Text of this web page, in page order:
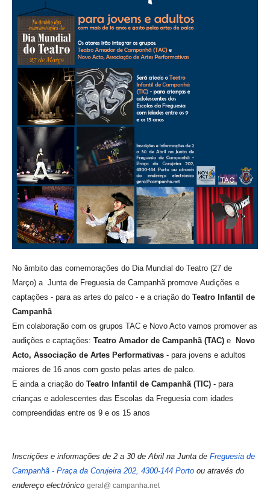
VÍDEOS
AUTARQUIA
CONSTITUIÇÃO
PRESIDENTE
EXECUTIVO E PELOUROS
ASSEMBLEIA DE FREGUESIA
GRAVAÇÕES DAS REUNIÕES PÚBLICAS DO EXECUTIVO
DOCUMENTOS
ATAS E DOCUMENTOS DA ASSEMBLEIA
EDITAIS
REGULAMENTOS E TAXAS
PLANO E ORÇAMENTO
INVENTÁRIO
RECRUTAMENTO PESSOAL
CÓDIGO DE CONDUTA
ORÇAMENTO COLABORATIVO
FUNDO DE APOIO AO ASSOCIATIVISMO
SUBVENÇÕES PÚBLICAS
GERAIS
CEMITÉRIO
RECENSEAMENTO ELEITORAL
ATESTADOS
No âmbito das comemorações do Dia Mundial do Teatro (27 de
Março) a Junta de Freguesia de Campanhã promove Audições e
captações - para as artes do palco - e a criação do Teatro Infantil de
Campanhã
Em colaboração com os grupos TAC e Novo Acto vamos promover as
audições e captações: Teatro Amador de Campanhã (TAC) e Novo
Acto, Associação de Artes Performativas - para jovens e adultos
maiores de 16 anos com gosto pelas artes de palco.
E ainda a criação do Teatro Infantil de Campanhã (TIC) - para
crianças e adolescentes das Escolas da Freguesia com idades
compreendidas entre os 9 e os 15 anos
Inscrições e informações de 2 a 30 de Abril na Junta de Freguesia de
Campanhã - Praça da Corujeira 202, 4300-144 Porto ou através do
endereço electrónico geral@ campanha.net